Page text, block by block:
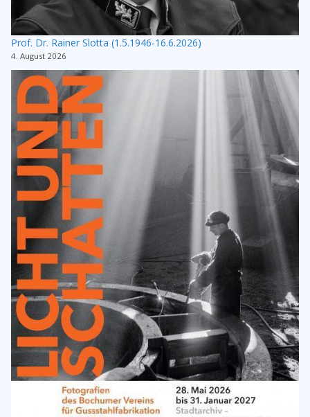
Prof. Dr. Rainer Slotta (1.5.1946-16.6.2026)
4. August 2026